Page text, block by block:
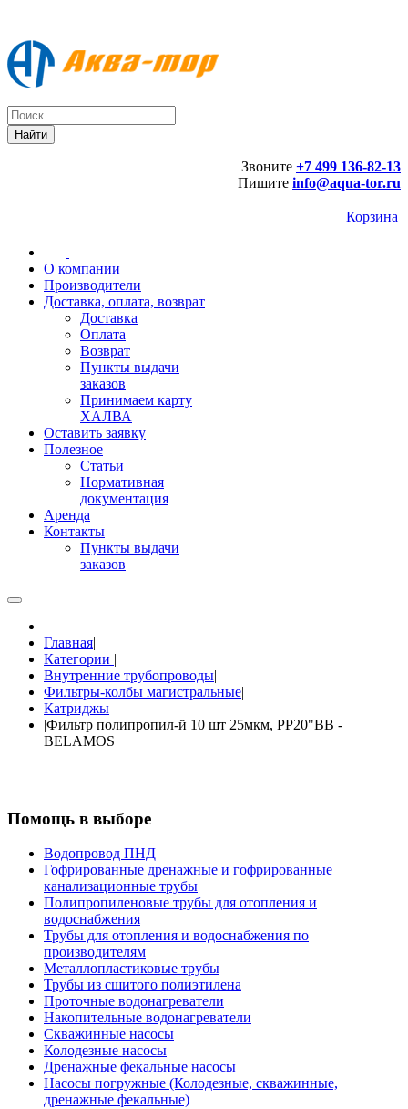
Звоните +7 499 136-82-13
Пишите info@aqua-tor.ru
Корзина
О компании
Производители
Доставка, оплата, возврат
Доставка
Оплата
Возврат
Пункты выдачи
заказов
Принимаем карту
ХАЛВА
Оставить заявку
Полезное
Статьи
Нормативная
документация
Аренда
Контакты
Пункты выдачи
заказов
Главная|
Категории |
Внутренние трубопроводы|
Фильтры-колбы магистральные|
Катриджы
|Фильтр полипропил-й 10 шт 25мкм, PP20"BB -
BELAMOS
Помощь в выборе
Водопровод ПНД
Гофрированные дренажные и гофрированные
канализационные трубы
Полипропиленовые трубы для отопления и
водоснабжения
Трубы для отопления и водоснабжения по
производителям
Металлопластиковые трубы
Трубы из сшитого полиэтилена
Проточные водонагреватели
Накопительные водонагреватели
Скважинные насосы
Колодезные насосы
Дренажные фекальные насосы
Насосы погружные (Колодезные, скважинные,
дренажные фекальные)